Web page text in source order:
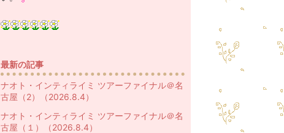
最新の記事
ナオト・インティライミ ツアーファイナル＠名
古屋（2）（2026.8.4）
ナオト・インティライミ ツアーファイナル＠名
古屋（１）（2026.8.4）